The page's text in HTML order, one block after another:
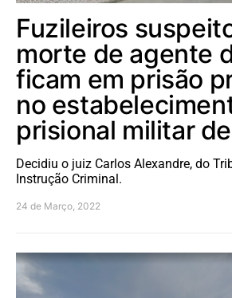
Fuzileiros
morte de agente
ficam em prisão
no
prisional militar
Decidiu o juiz Carlos Alexandre, do
Instrução Criminal.
24 de Março, 2022